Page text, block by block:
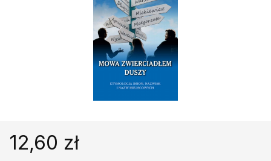
Książki obcojęzyczne
Poradniki, leksykony...
Podręczniki szkolne
Promocja
12,60 zł